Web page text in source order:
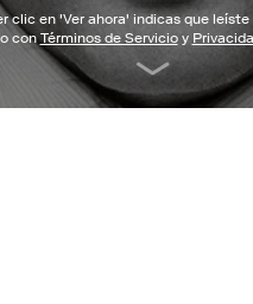
clic en 'Ver ahora' indicas que
conTérminos de Servicioy